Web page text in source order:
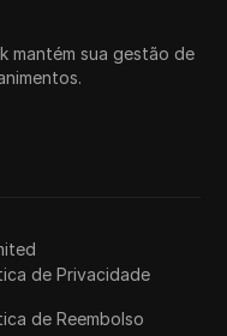
mantém sua gestão de
de Privacidade
de Reembolso